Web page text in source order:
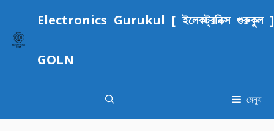
Electronics Gurukul [ ইলেকট্রনিক্স গুরুকুল ]
GOLN
মেন্যু